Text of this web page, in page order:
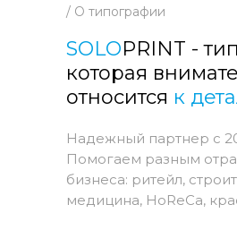
/ О типографии
Надежный партнер с
Помогаем разным
бизнеса: ритейл,
медицина, HoReCa,
SOLOPRINT -
которая
относится к